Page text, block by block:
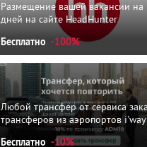
Размещение вашей вакансии на
дней на сайте HeadHunter
Бесплатно -100%
Любой трансфер от сервиса
трансферов из аэропортов i'way
Бесплатно -10%